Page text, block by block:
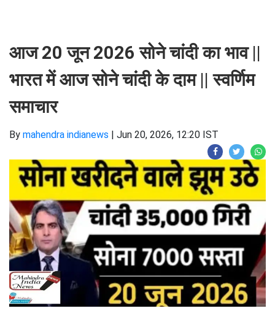
आज 20 जून 2026 सोने चांदी का भाव ||
भारत में आज सोने चांदी के दाम || स्वर्णिम
समाचार
By mahendra indianews | Jun 20, 2026, 12:20 IST